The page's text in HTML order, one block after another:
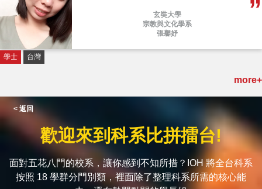
玄奘大學
宗教與文化學系
張馨妤
學士 台灣
more+
< 返回
歡迎來到科系比拼擂台!
面對五花八門的校系，讓你感到不知所措？IOH 將全台科系
按照 18 學群分門別類，裡面除了整理科系所需的核心能